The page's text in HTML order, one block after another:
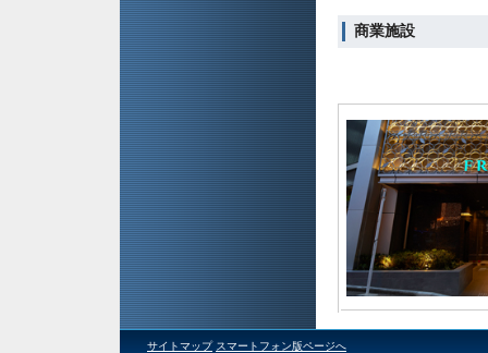
商業施設
サイトマップ スマートフォン版ページへ